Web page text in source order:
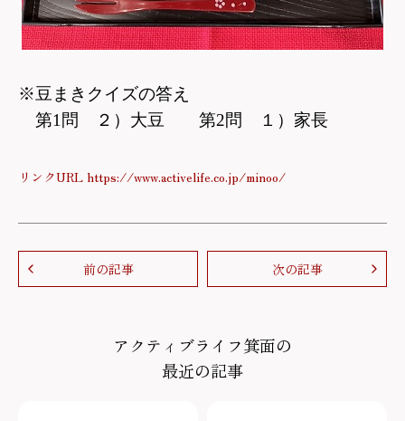
※豆まきクイズの答え
第1問 ２）大豆 第2問 １）家長
リンクURL https://www.activelife.co.jp/minoo/
前の記事 次の記事
アクティブライフ箕面の
最近の記事